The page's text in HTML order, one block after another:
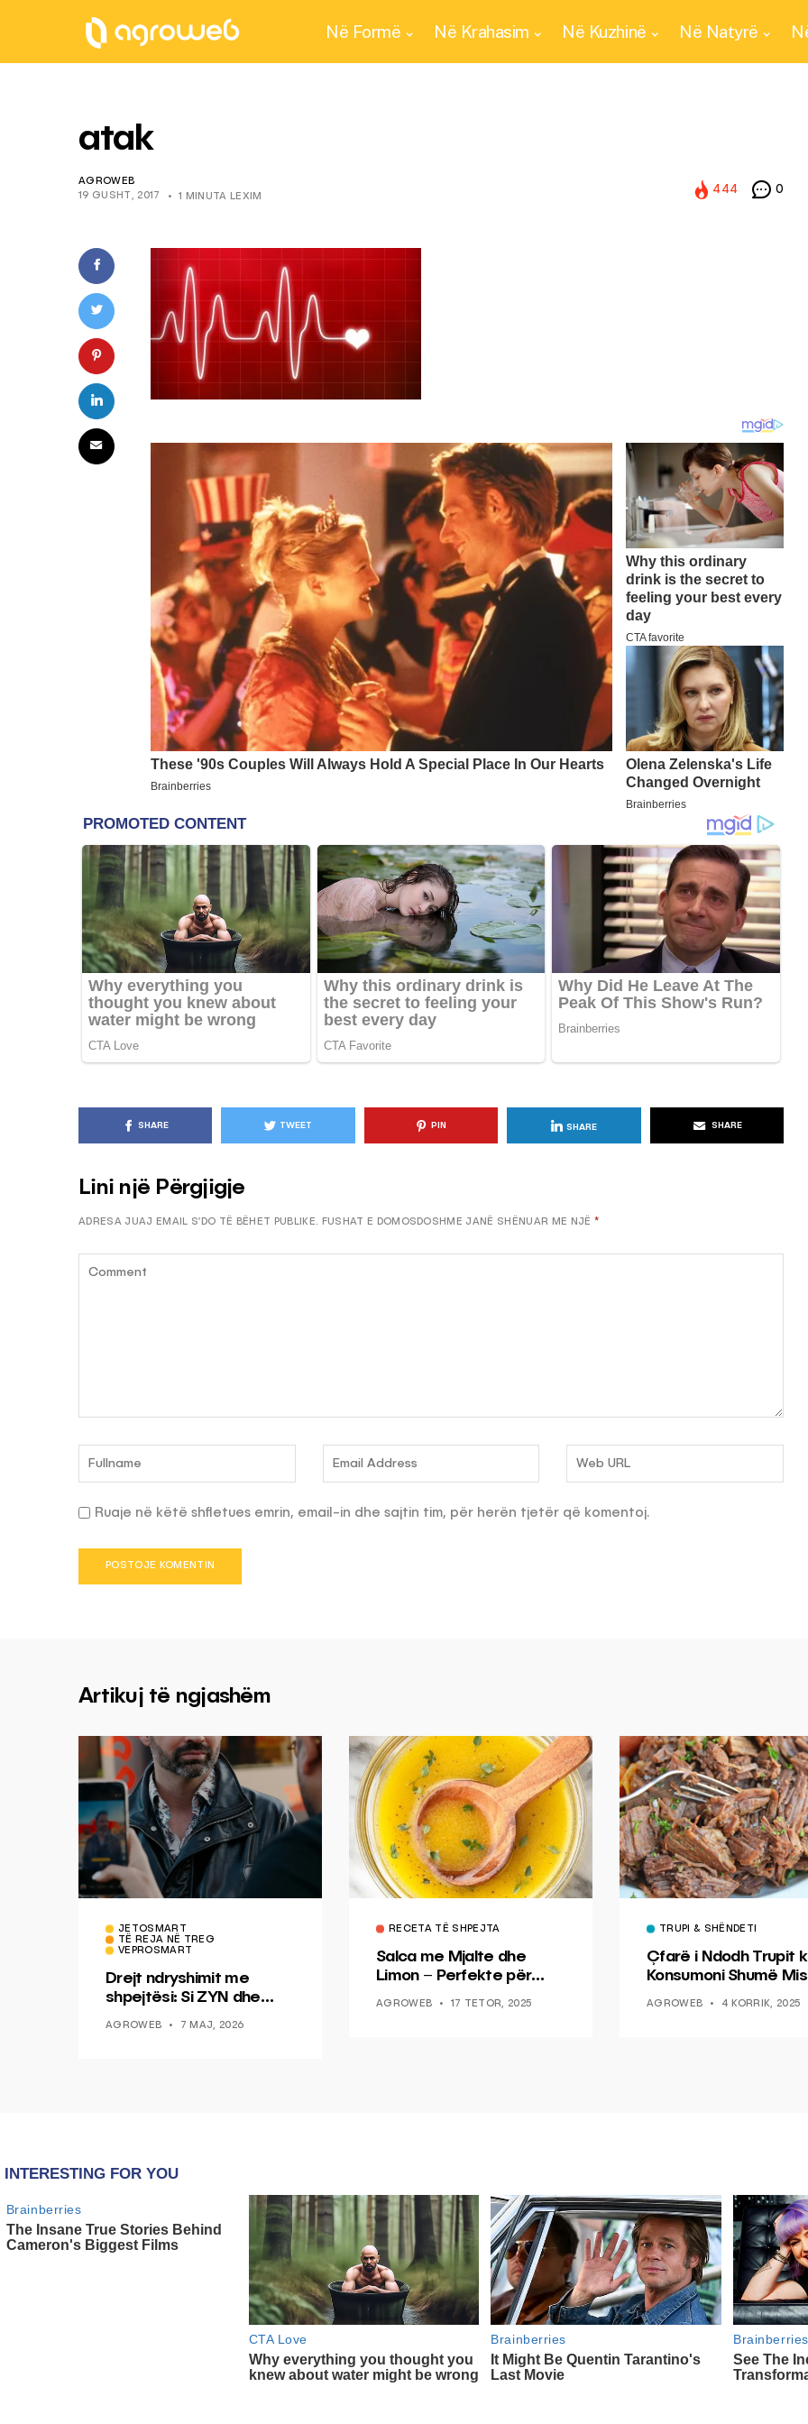
Në Formë Në Krahasim Në Kuzhinë Në Natyrë
atak
AGROWEB
19 GUSHT, 2017
1 MINUTA LEXIM
444 0
SHARE TWEET PIN SHARE SHARE
Lini një Përgjigje
ADRESA JUAJ EMAIL S’DO TË BËHET PUBLIKE. FUSHAT E DOMOSDOSHME JANË SHËNUAR ME NJË *
Ruaje në këtë shfletues emrin, email-in dhe sajtin tim, për herën tjetër që komentoj.
KËSHILLA & IDE
Pse Nuk Duhet të Përdorni
Letrën e Aluminit për Ruajtjen
e Ushqimeve
AGROWEB 7 QERSHOR, 2025
KËSHILLA & IDE
Rreziqet dhe Problemet që
Vijnë Nga Akulloret e
Vjetëruara
AGROWEB 10 QERSHOR, 2025
Artikuj të ngjashëm
JETOSMART
TË REJA NË TREG
VEPROSMART
Drejt ndryshimit me
shpejtësi: Si ZYN dhe
AGROWEB 7 MAJ, 2026
RECETA TË SHPEJTA
Salca me Mjalte dhe
Limon – Perfekte për
AGROWEB 17 TETOR, 2025
TRUPI & SHËNDETI
Çfarë i Ndodh Trupit
Konsumoni Shumë
AGROWEB 4 KORRIK, 2025